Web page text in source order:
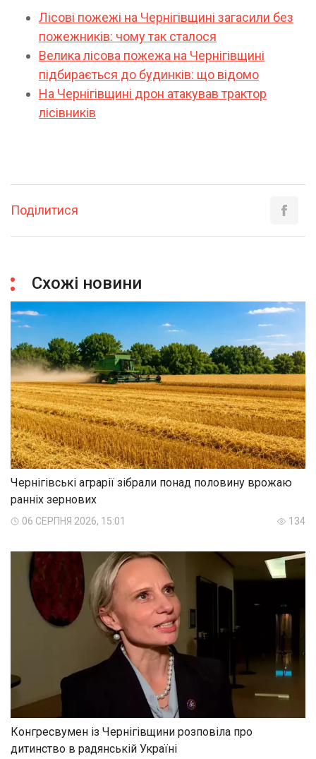
Лісові пожежі на Чернігівщині загасили без
пожежників: чому так сталося
Велика лісова пожежа на Чернігівщині
підбирається до будинків: що відомо
На Чернігівщині дрон атакував трактор
лісівників
Поділитися
Схожі новини
Чернігівські аграрії зібрали понад половину врожаю
ранніх зернових
06 СЕРПНЯ 2026, 15:01 134
Конгресвумен із Чернігівщини розповіла про
дитинство в радянській Україні